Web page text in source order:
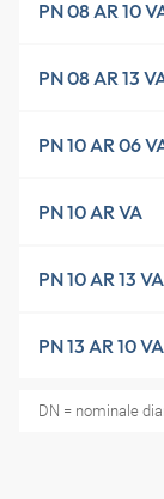
PN 08 AR 10
PN 08 AR 13
PN 10 AR 06
PN 10 AR VA
PN 10 AR 13 VA
PN 13 AR 10 VA
DN = nominale